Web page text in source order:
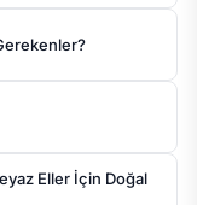
Eller İçin Doğal